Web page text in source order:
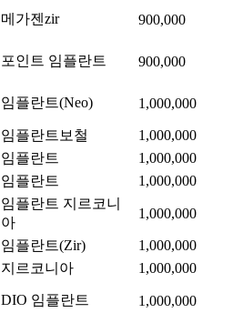
메가젠zir 900,000
포인트 임플란트 900,000
임플란트(Neo) 1,000,000
임플란트보철
1,000,000
임플란트
1,000,000
임플란트 1,000,000
임플란트 지르코니
아
1,000,000
임플란트(Zir)
1,000,000
지르코니아
1,000,000
DIO 임플란트 1,000,000